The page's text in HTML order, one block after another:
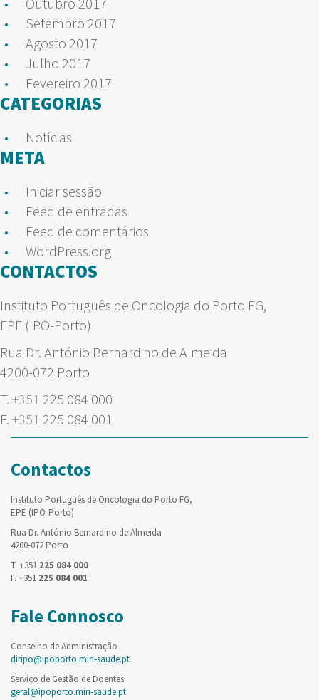
Setembro 2017
Agosto 2017
Julho 2017
Fevereiro 2017
CATEGORIAS
Notícias
META
Iniciar sessão
Feed de entradas
Feed de comentários
WordPress.org
CONTACTOS
Instituto Português de Oncologia do Porto FG,
EPE (IPO-Porto)
Rua Dr. António Bernardino de Almeida
4200-072 Porto
T. +351 225 084 000
F. +351 225 084 001
Contactos
Instituto Português de Oncologia do Porto FG,
EPE (IPO-Porto)
Rua Dr. António Bernardino de Almeida
4200-072 Porto
T. +351 225 084 000
F. +351 225 084 001
Fale Connosco
Conselho de Administração
diripo@ipoporto.min-saude.pt
Serviço de Gestão de Doentes
geral@ipoporto.min-saude.pt